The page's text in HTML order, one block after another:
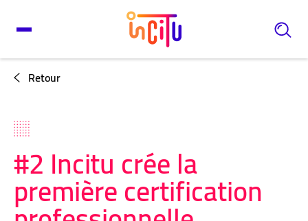
Retour
#2 Incitu crée la
première certification